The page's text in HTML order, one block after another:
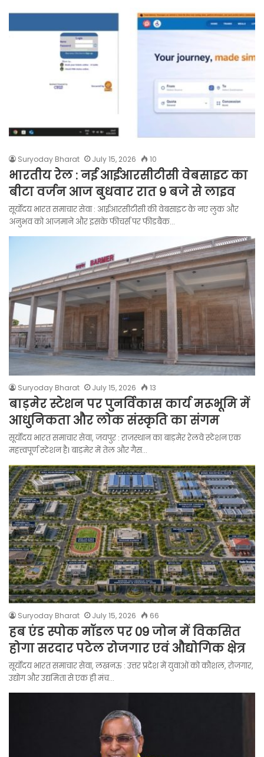
Suryoday Bharat July 15, 2026 10
भारतीय रेल : नई आईआरसीटीसी वेबसाइट का
बीटा वर्जन आज बुधवार रात 9 बजे से लाइव
सूर्योदय भारत समाचार सेवा : आईआरसीटीसी की वेबसाइट के नए लुक और
अनुभव को आजमाने और इसके फीचर्स पर फीडबैक…
Suryoday Bharat July 15, 2026 13
बाड़मेर स्टेशन पर पुनर्विकास कार्य मरूभूमि में
आधुनिकता और लोक संस्कृति का संगम
सूर्योदय भारत समाचार सेवा, जयपुर : राजस्थान का बाड़मेर रेलवे स्टेशन एक
महत्त्वपूर्ण स्टेशन है। बाड़मेर में तेल और गैस…
Suryoday Bharat July 15, 2026 66
हब एंड स्पोक मॉडल पर 09 जोन में विकसित
होगा सरदार पटेल रोजगार एवं औद्योगिक क्षेत्र
सूर्योदय भारत समाचार सेवा, लखनऊ : उत्तर प्रदेश में युवाओं को कौशल, रोजगार,
उद्योग और उद्यमिता से एक ही मंच…